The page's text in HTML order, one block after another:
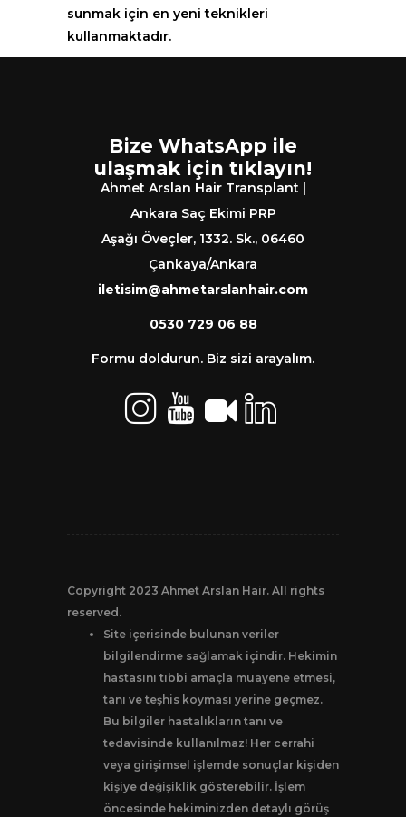
sunmak için en yeni teknikleri
kullanmaktadır.
Bize WhatsApp ile
ulaşmak için tıklayın!
Ahmet Arslan Hair Transplant |
Ankara Saç Ekimi PRP
Aşağı Öveçler, 1332. Sk., 06460
Çankaya/Ankara
iletisim@ahmetarslanhair.com
0530 729 06 88
Formu doldurun. Biz sizi arayalım.
Copyright 2023 Ahmet Arslan Hair. All rights
reserved.
Site içerisinde bulunan veriler
bilgilendirme sağlamak içindir. Hekimin
hastasını tıbbi amaçla muayene etmesi,
tanı ve teşhis koyması yerine geçmez.
Bu bilgiler hastalıkların tanı ve
tedavisinde kullanılmaz! Her cerrahi
veya girişimsel işlemde sonuçlar kişiden
kişiye değişiklik gösterebilir. İşlem
öncesinde hekiminizden detaylı görüş